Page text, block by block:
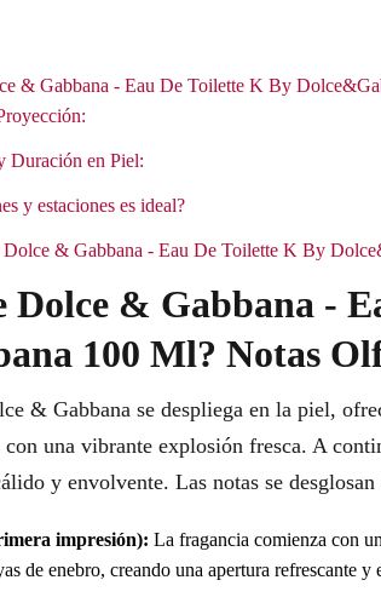
& Gabbana - Eau De Toilette K By
Duración en Piel:
y estaciones es ideal?
Dolce & Gabbana - Eau De Toilette K By
Dolce & Gabbana -
100 Ml? Notas
& Gabbana se despliega en la piel,
con una vibrante explosión fresca. A
y envolvente. Las notas se
impresión): La fragancia comienza con
de enebro, creando una apertura refrescante